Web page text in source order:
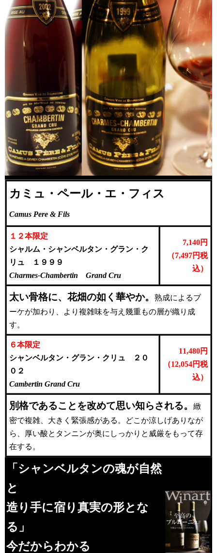
カミュ・ペール・エ・フィス
Camus Pere & Fils
１２本限定
シャルム・シャンベルタン・グラン・ク
リュ １９９９
Charmes-Chambertin Grand Cru
7,140円
（7,497円税
込）
太い骨格に、花畑の如く華やか。
熟成によるブ
ーケが加わり、より複雑味を与え幾重もの層が織り成
す。
６本限定
シャンベルタン・グラン・クリュ ２０
０２
Cambertin Grand Cru
11,480円
（12,054円税
込）
別格であることを改めて思い知らされる。
緻
密で複雑、大きく緊張感がある。どこか涼しげありなが
ら、厚い酸とタンニンが奥にしっかりと威厳をもって存
在する。
「シャンベルタンの魂が自然
と
造り手に宿り真実の形とな
る」
今だからわかる